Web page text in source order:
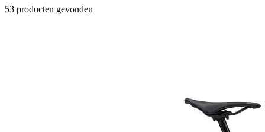
53 producten gevonden